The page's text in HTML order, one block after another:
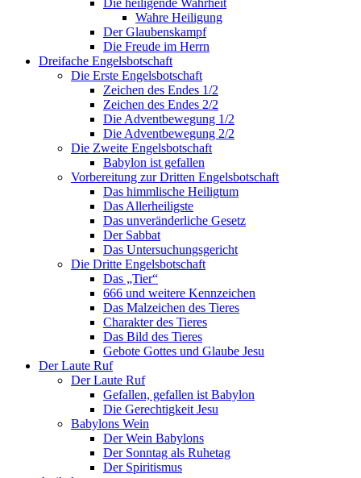
Die heiligende Wahrheit
Wahre Heiligung
Der Glaubenskampf
Die Freude im Herrn
Dreifache Engelsbotschaft
Die Erste Engelsbotschaft
Zeichen des Endes 1/2
Zeichen des Endes 2/2
Die Adventbewegung 1/2
Die Adventbewegung 2/2
Die Zweite Engelsbotschaft
Babylon ist gefallen
Vorbereitung zur Dritten Engelsbotschaft
Das himmlische Heiligtum
Das Allerheiligste
Das unveränderliche Gesetz
Der Sabbat
Das Untersuchungsgericht
Die Dritte Engelsbotschaft
Das „Tier“
666 und weitere Kennzeichen
Das Malzeichen des Tieres
Charakter des Tieres
Das Bild des Tieres
Gebote Gottes und Glaube Jesu
Der Laute Ruf
Der Laute Ruf
Gefallen, gefallen ist Babylon
Die Gerechtigkeit Jesu
Babylons Wein
Der Wein Babylons
Der Sonntag als Ruhetag
Der Spiritismus